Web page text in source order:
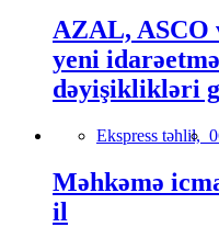
AZAL, ASCO
yeni
dəyişiklikləri
Ekspress təhlil,
Məhkəmə
il